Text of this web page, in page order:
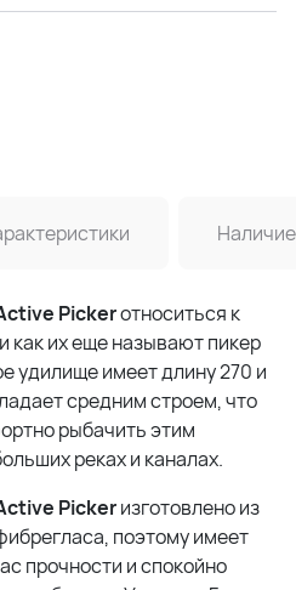
Наличие
Pickerотноситься к
как их еще называют пикер
удилище имеет длину 270 и
средним строем, что
рыбачить этим
реках и каналах.
Pickerизготовлено из
поэтому имеет
прочности и спокойно